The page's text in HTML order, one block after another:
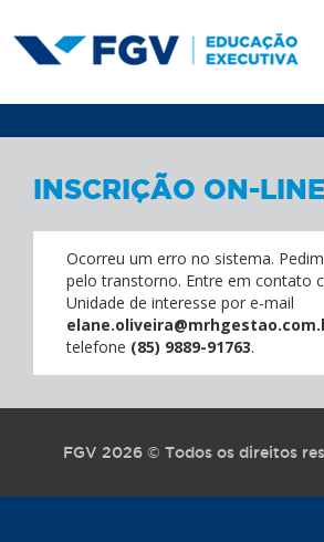
INSCRIÇÃO ON-LINE
Ocorreu um erro no sistema.
pelo transtorno. Entre em contato
Unidade de interesse por e-mail
telefone (85) 9889-91763.
FGV 2026 © Todos os direitos